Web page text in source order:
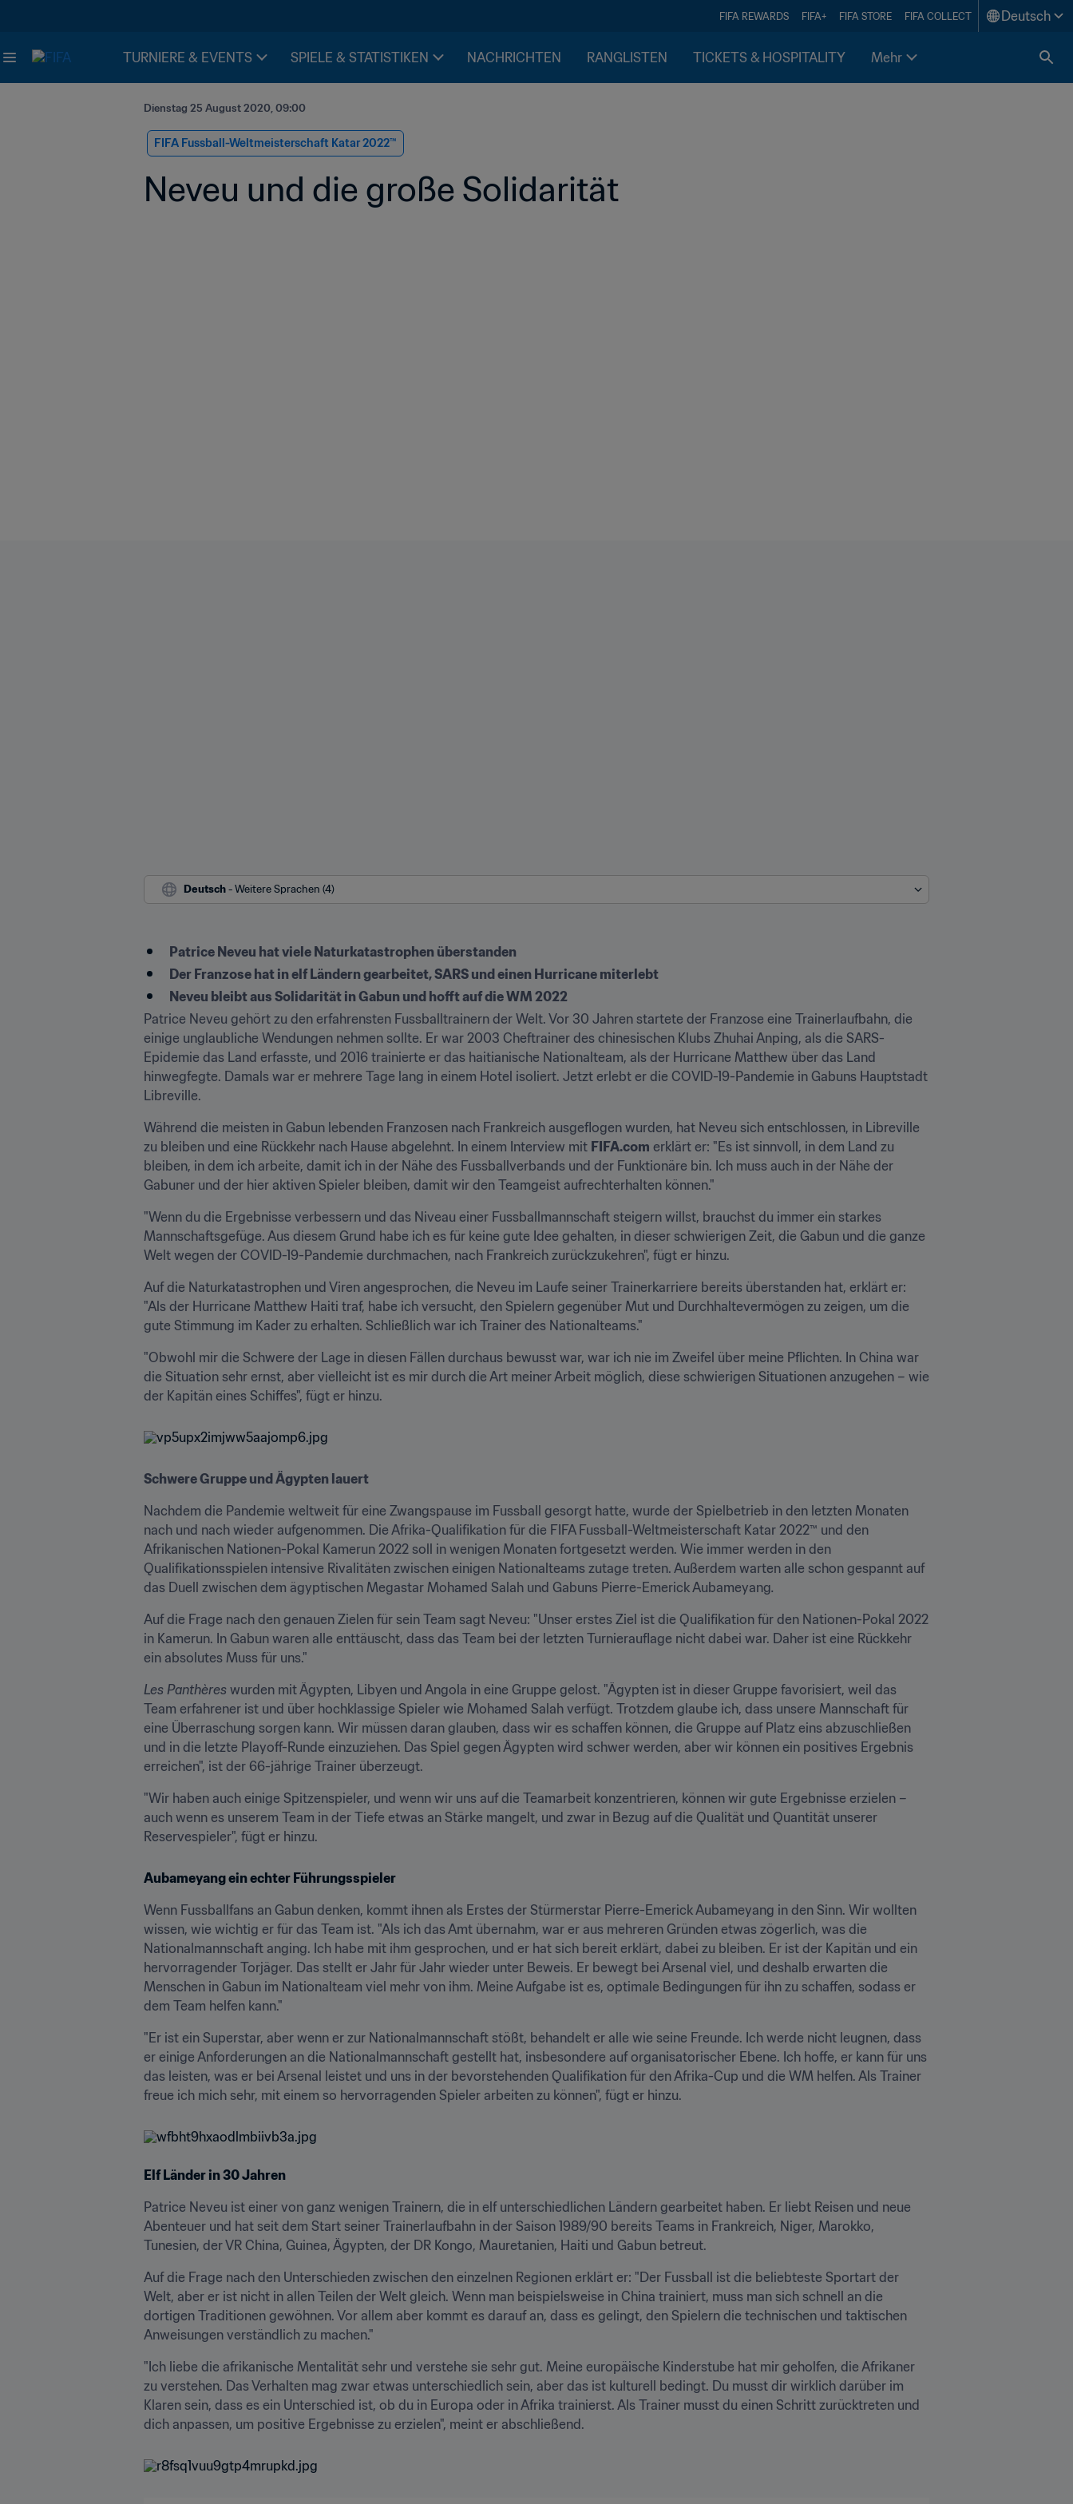
FIFA REWARDS FIFA+ FIFA STORE FIFA COLLECT Deutsch
TURNIERE & EVENTS SPIELE & STATISTIKEN NACHRICHTEN RANGLISTEN TICKETS & HOSPITALITY Mehr
Dienstag 25 August 2020, 09:00
FIFA Fussball-Weltmeisterschaft Katar 2022™
Neveu und die große Solidarität
Deutsch - Weitere Sprachen (4)
Patrice Neveu hat viele Naturkatastrophen überstanden
Der Franzose hat in elf Ländern gearbeitet, SARS und einen Hurricane miterlebt
Neveu bleibt aus Solidarität in Gabun und hofft auf die WM 2022
Patrice Neveu gehört zu den erfahrensten Fussballtrainern der Welt. Vor 30 Jahren startete der Franzose eine Trainerlaufbahn, die
einige unglaubliche Wendungen nehmen sollte. Er war 2003 Cheftrainer des chinesischen Klubs Zhuhai Anping, als die SARS-
Epidemie das Land erfasste, und 2016 trainierte er das haitianische Nationalteam, als der Hurricane Matthew über das Land
hinwegfegte. Damals war er mehrere Tage lang in einem Hotel isoliert. Jetzt erlebt er die COVID-19-Pandemie in Gabuns Hauptstadt
Libreville.
Während die meisten in Gabun lebenden Franzosen nach Frankreich ausgeflogen wurden, hat Neveu sich entschlossen, in Libreville
zu bleiben und eine Rückkehr nach Hause abgelehnt. In einem Interview mit FIFA.com erklärt er: "Es ist sinnvoll, in dem Land zu
bleiben, in dem ich arbeite, damit ich in der Nähe des Fussballverbands und der Funktionäre bin. Ich muss auch in der Nähe der
Gabuner und der hier aktiven Spieler bleiben, damit wir den Teamgeist aufrechterhalten können."
"Wenn du die Ergebnisse verbessern und das Niveau einer Fussballmannschaft steigern willst, brauchst du immer ein starkes
Mannschaftsgefüge. Aus diesem Grund habe ich es für keine gute Idee gehalten, in dieser schwierigen Zeit, die Gabun und die ganze
Welt wegen der COVID-19-Pandemie durchmachen, nach Frankreich zurückzukehren", fügt er hinzu.
Auf die Naturkatastrophen und Viren angesprochen, die Neveu im Laufe seiner Trainerkarriere bereits überstanden hat, erklärt er:
"Als der Hurricane Matthew Haiti traf, habe ich versucht, den Spielern gegenüber Mut und Durchhaltevermögen zu zeigen, um die
gute Stimmung im Kader zu erhalten. Schließlich war ich Trainer des Nationalteams."
"Obwohl mir die Schwere der Lage in diesen Fällen durchaus bewusst war, war ich nie im Zweifel über meine Pflichten. In China war
die Situation sehr ernst, aber vielleicht ist es mir durch die Art meiner Arbeit möglich, diese schwierigen Situationen anzugehen – wie
der Kapitän eines Schiffes", fügt er hinzu.
Schwere Gruppe und Ägypten lauert
Nachdem die Pandemie weltweit für eine Zwangspause im Fussball gesorgt hatte, wurde der Spielbetrieb in den letzten Monaten
nach und nach wieder aufgenommen. Die Afrika-Qualifikation für die FIFA Fussball-Weltmeisterschaft Katar 2022™ und den
Afrikanischen Nationen-Pokal Kamerun 2022 soll in wenigen Monaten fortgesetzt werden. Wie immer werden in den
Qualifikationsspielen intensive Rivalitäten zwischen einigen Nationalteams zutage treten. Außerdem warten alle schon gespannt auf
das Duell zwischen dem ägyptischen Megastar Mohamed Salah und Gabuns Pierre-Emerick Aubameyang.
Auf die Frage nach den genauen Zielen für sein Team sagt Neveu: "Unser erstes Ziel ist die Qualifikation für den Nationen-Pokal 2022
in Kamerun. In Gabun waren alle enttäuscht, dass das Team bei der letzten Turnierauflage nicht dabei war. Daher ist eine Rückkehr
ein absolutes Muss für uns."
Les Panthères wurden mit Ägypten, Libyen und Angola in eine Gruppe gelost. "Ägypten ist in dieser Gruppe favorisiert, weil das
Team erfahrener ist und über hochklassige Spieler wie Mohamed Salah verfügt. Trotzdem glaube ich, dass unsere Mannschaft für
eine Überraschung sorgen kann. Wir müssen daran glauben, dass wir es schaffen können, die Gruppe auf Platz eins abzuschließen
und in die letzte Playoff-Runde einzuziehen. Das Spiel gegen Ägypten wird schwer werden, aber wir können ein positives Ergebnis
erreichen", ist der 66-jährige Trainer überzeugt.
"Wir haben auch einige Spitzenspieler, und wenn wir uns auf die Teamarbeit konzentrieren, können wir gute Ergebnisse erzielen –
auch wenn es unserem Team in der Tiefe etwas an Stärke mangelt, und zwar in Bezug auf die Qualität und Quantität unserer
Reservespieler", fügt er hinzu.
Aubameyang ein echter Führungsspieler
Wenn Fussballfans an Gabun denken, kommt ihnen als Erstes der Stürmerstar Pierre-Emerick Aubameyang in den Sinn. Wir wollten
wissen, wie wichtig er für das Team ist. "Als ich das Amt übernahm, war er aus mehreren Gründen etwas zögerlich, was die
Nationalmannschaft anging. Ich habe mit ihm gesprochen, und er hat sich bereit erklärt, dabei zu bleiben. Er ist der Kapitän und ein
hervorragender Torjäger. Das stellt er Jahr für Jahr wieder unter Beweis. Er bewegt bei Arsenal viel, und deshalb erwarten die
Menschen in Gabun im Nationalteam viel mehr von ihm. Meine Aufgabe ist es, optimale Bedingungen für ihn zu schaffen, sodass er
dem Team helfen kann."
"Er ist ein Superstar, aber wenn er zur Nationalmannschaft stößt, behandelt er alle wie seine Freunde. Ich werde nicht leugnen, dass
er einige Anforderungen an die Nationalmannschaft gestellt hat, insbesondere auf organisatorischer Ebene. Ich hoffe, er kann für uns
das leisten, was er bei Arsenal leistet und uns in der bevorstehenden Qualifikation für den Afrika-Cup und die WM helfen. Als Trainer
freue ich mich sehr, mit einem so hervorragenden Spieler arbeiten zu können", fügt er hinzu.
Elf Länder in 30 Jahren
Patrice Neveu ist einer von ganz wenigen Trainern, die in elf unterschiedlichen Ländern gearbeitet haben. Er liebt Reisen und neue
Abenteuer und hat seit dem Start seiner Trainerlaufbahn in der Saison 1989/90 bereits Teams in Frankreich, Niger, Marokko,
Tunesien, der VR China, Guinea, Ägypten, der DR Kongo, Mauretanien, Haiti und Gabun betreut.
Auf die Frage nach den Unterschieden zwischen den einzelnen Regionen erklärt er: "Der Fussball ist die beliebteste Sportart der
Welt, aber er ist nicht in allen Teilen der Welt gleich. Wenn man beispielsweise in China trainiert, muss man sich schnell an die
dortigen Traditionen gewöhnen. Vor allem aber kommt es darauf an, dass es gelingt, den Spielern die technischen und taktischen
Anweisungen verständlich zu machen."
"Ich liebe die afrikanische Mentalität sehr und verstehe sie sehr gut. Meine europäische Kinderstube hat mir geholfen, die Afrikaner
zu verstehen. Das Verhalten mag zwar etwas unterschiedlich sein, aber das ist kulturell bedingt. Du musst dir wirklich darüber im
Klaren sein, dass es ein Unterschied ist, ob du in Europa oder in Afrika trainierst. Als Trainer musst du einen Schritt zurücktreten und
dich anpassen, um positive Ergebnisse zu erzielen", meint er abschließend.